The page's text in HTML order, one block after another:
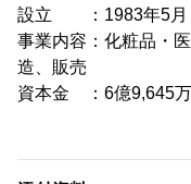
設立 ：1983年5月
事業内容：化粧品・
造、販売
資本金 ：6億9,645